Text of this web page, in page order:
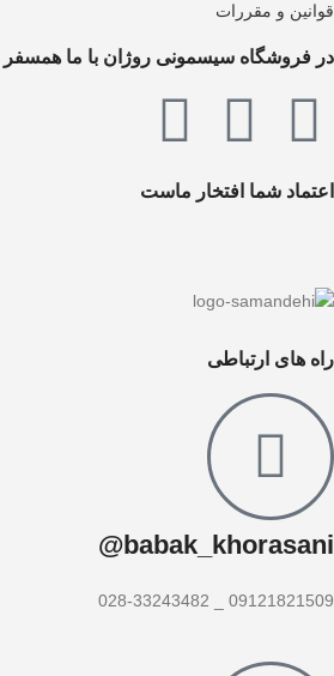
قوانین و مقررات
در فروشگاه سیسمونی روژان با ما همسفر
اعتماد شما افتخار ماست
راه های ارتباطی
babak_khorasani@
09121821509 _ 028-33243482